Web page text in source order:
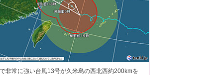
非常に強い台風13号が久米島の西北西約200kmを